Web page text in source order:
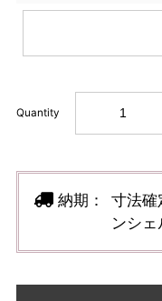
Quantity
納期：
寸法確
ンシェ